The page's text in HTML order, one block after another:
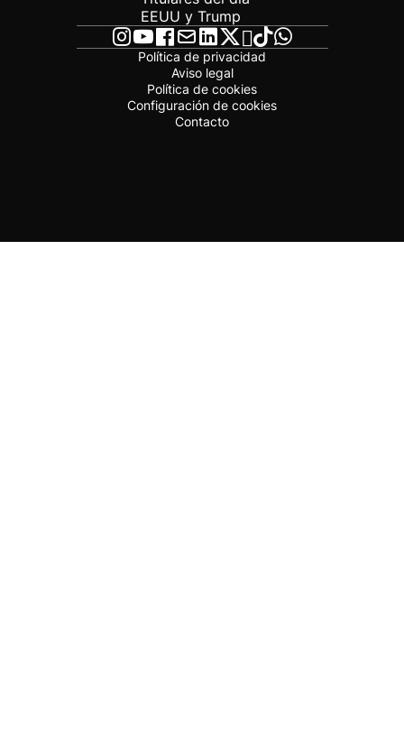
EEUU y Trump
Política de privacidad
Aviso legal
Política de cookies
Configuración de cookies
Contacto